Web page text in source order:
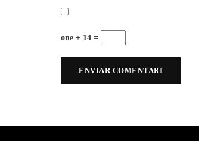
one + 14 =